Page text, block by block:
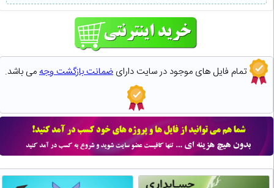
تمام فایل های موجود در سایت دارای ضمانت بازگشت وجهمی باشد.